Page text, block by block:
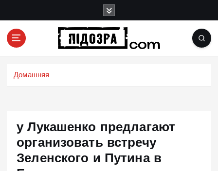
Подозрения и факты преступных действий в
Домашняя
у Лукашенко предлагают
организовать встречу
Зеленского и Путина в